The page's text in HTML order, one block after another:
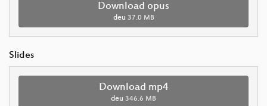
Download opus
deu 37.0 MB
Slides
Download mp4
deu 346.6 MB